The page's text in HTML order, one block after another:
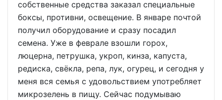
собственные средства заказал специальные
боксы, противни, освещение. В январе почтой
получил оборудование и сразу посадил
семена. Уже в феврале взошли горох,
люцерна, петрушка, укроп, кинза, капуста,
редиска, свёкла, репа, лук, огурец, и сегодня у
меня вся семья с удовольствием употребляет
микрозелень в пищу. Сейчас подумываю